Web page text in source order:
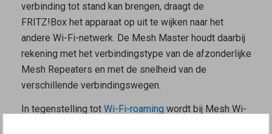
verbinding tot stand kan brengen, draagt de
FRITZ!Box het apparaat op uit te wijken naar het
andere Wi-Fi-netwerk. De Mesh Masterhoudt daarbij
rekening met het verbindingstype van de afzonderlijke
Mesh Repeaters en met de snelheid van de
verschillende verbindingswegen.
In tegenstelling tot Wi-Fi-roaming wordt bij Mesh Wi-